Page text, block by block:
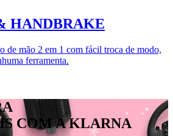
HANDBRAKE
de mão 2 em 1 com fácil troca de modo,
ferramenta.
COM A KLARNA